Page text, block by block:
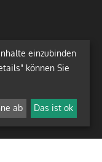
einzubinden
können Sie
ab Das ist ok